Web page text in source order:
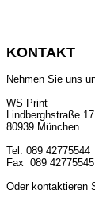
KONTAKT
Nehmen Sie uns
WS Print
Lindberghstraße 17
80939 München
Tel. 089 42775544
Fax 089 42775545
Oder kontaktieren